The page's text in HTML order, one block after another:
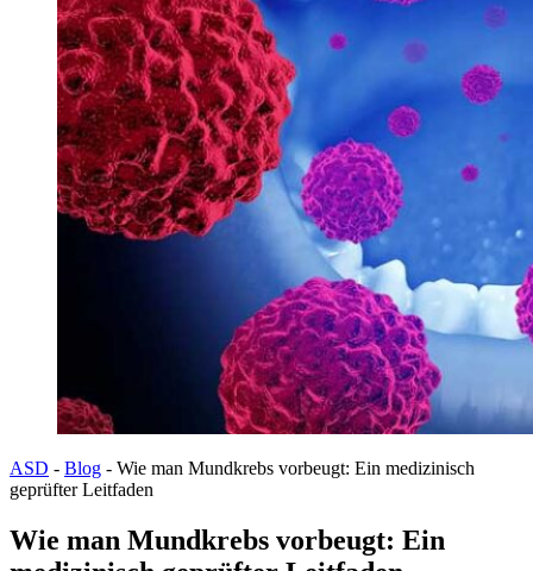
ASD - Blog - Wie man Mundkrebs vorbeugt: Ein medizinisch
geprüfter Leitfaden
Wie man Mundkrebs vorbeugt: Ein